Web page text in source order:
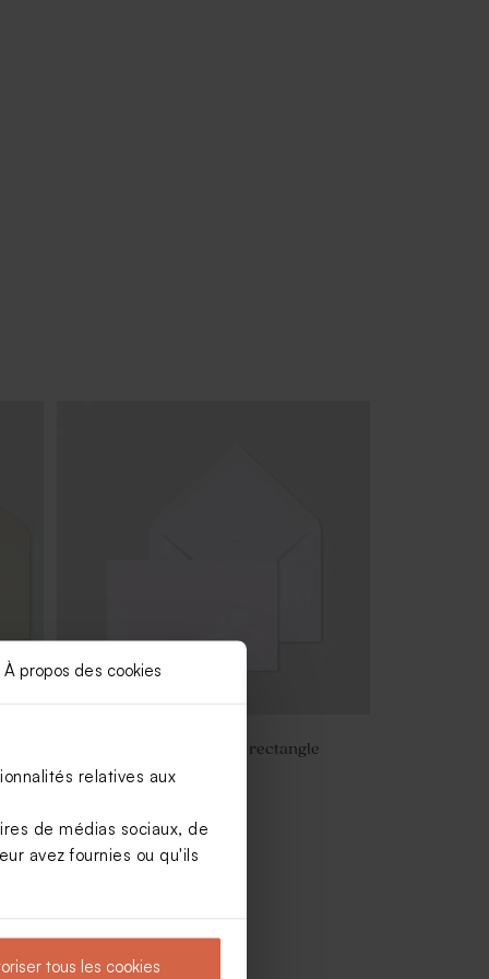
À propos des cookies
relatives aux
de médias sociaux, de
avez fournies ou qu'ils
tous les cookies
Jolie enveloppe blanche rectangle